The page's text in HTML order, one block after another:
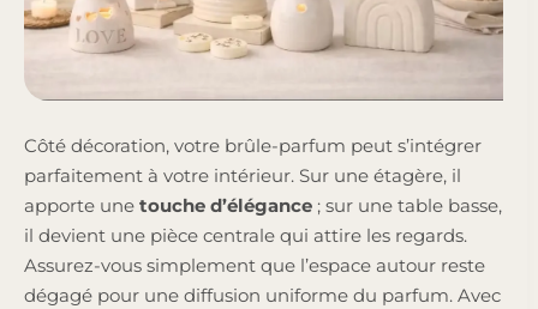
Côté décoration, votre brûle-parfum peut s’intégrer
parfaitement à votre intérieur. Sur une étagère, il
apporte une touche d’élégance ; sur une table basse,
il devient une pièce centrale qui attire les regards.
Assurez-vous simplement que l’espace autour reste
dégagé pour une diffusion uniforme du parfum. Avec